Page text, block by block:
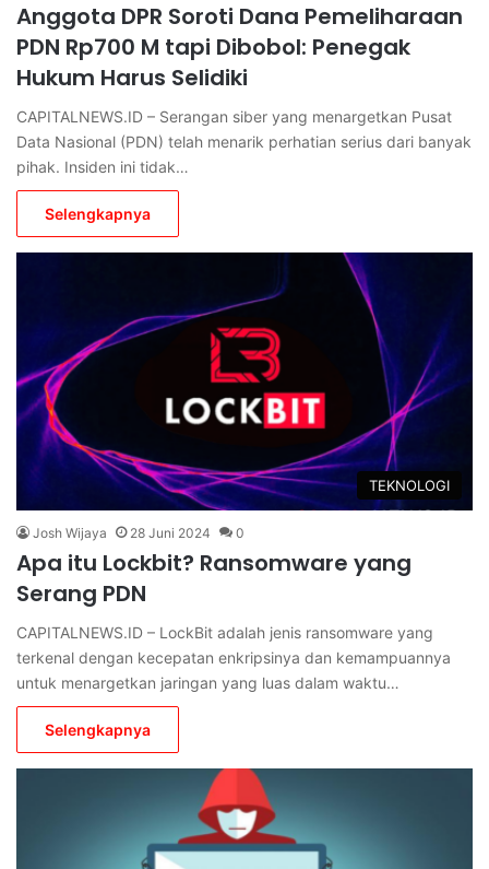
Anggota DPR Soroti Dana Pemeliharaan
PDN Rp700 M tapi Dibobol: Penegak
Hukum Harus Selidiki
CAPITALNEWS.ID – Serangan siber yang menargetkan Pusat
Data Nasional (PDN) telah menarik perhatian serius dari banyak
pihak. Insiden ini tidak…
Selengkapnya
TEKNOLOGI
Josh Wijaya 28 Juni 2024 0
Apa itu Lockbit? Ransomware yang
Serang PDN
CAPITALNEWS.ID – LockBit adalah jenis ransomware yang
terkenal dengan kecepatan enkripsinya dan kemampuannya
untuk menargetkan jaringan yang luas dalam waktu…
Selengkapnya